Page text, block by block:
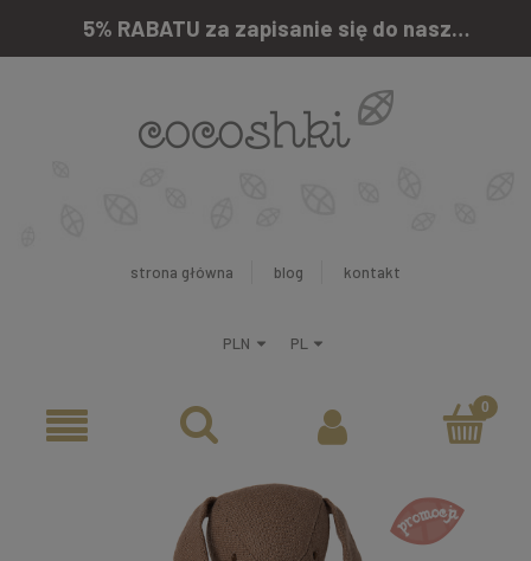
5% RABATU za zapisanie się do naszego newslettera
strona główna blog kontakt